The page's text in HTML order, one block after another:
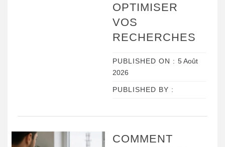
OPTIMISER
VOS
RECHERCHES
PUBLISHED ON : 5 Août
2026
PUBLISHED BY :
COMMENT